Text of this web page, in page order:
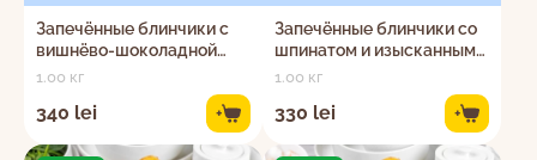
Запечённые блинчики с
вишнёво-шоколадной
начинкой
1.00 кг
340 lei +
Запечённые блинчики со
шпинатом и изысканным
сырным кремом
1.00 кг
330 lei +